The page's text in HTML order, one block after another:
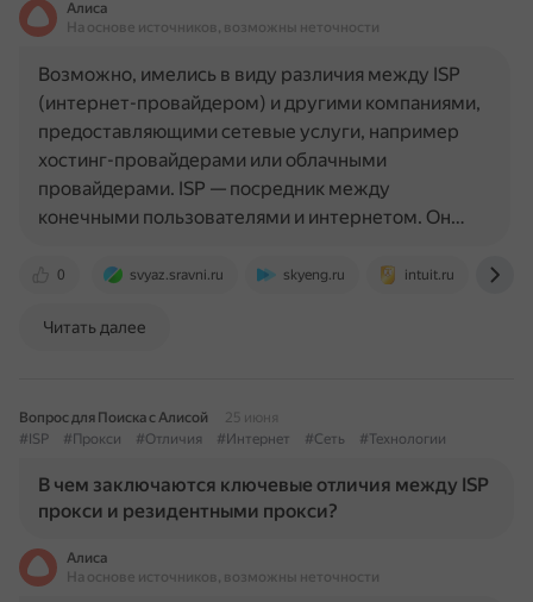
Алиса
На основе источников, возможны неточности
0 svyaz.sravni.ru skyeng.ru intuit.ru
Возможно, имелись в виду различия между ISP
(интернет-провайдером) и другими компаниями,
предоставляющими сетевые услуги, например
хостинг-провайдерами или облачными
провайдерами. ISP — посредник между
конечными пользователями и интернетом. Он…
Читать далее
Вопрос для Поиска с Алисой
25 июня
#ISP
#Прокси #Отличия #Интернет #Сеть #Технологии
В чем заключаются ключевые отличия между ISP
прокси и резидентными прокси?
Алиса
На основе источников, возможны неточности